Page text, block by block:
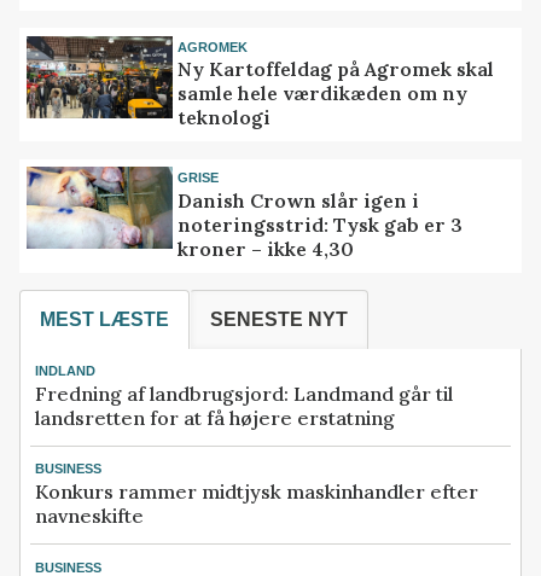
AGROMEK
Ny Kartoffeldag på Agromek skal
samle hele værdikæden om ny
teknologi
GRISE
Danish Crown slår igen i
noteringsstrid: Tysk gab er 3
kroner – ikke 4,30
MEST LÆSTE SENESTE NYT
INDLAND
Fredning af landbrugsjord: Landmand går til
landsretten for at få højere erstatning
BUSINESS
Konkurs rammer midtjysk maskinhandler efter
navneskifte
BUSINESS